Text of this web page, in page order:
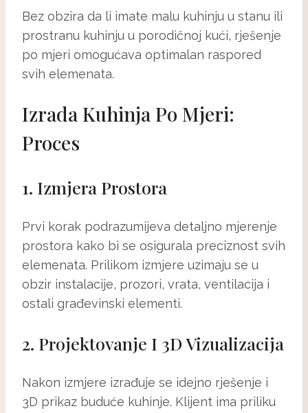
Bez obzira da li imate malu kuhinju u stanu ili
prostranu kuhinju u porodičnoj kući, rješenje
po mjeri omogućava optimalan raspored
svih elemenata.
Izrada Kuhinja Po Mjeri:
Proces
1. Izmjera Prostora
Prvi korak podrazumijeva detaljno mjerenje
prostora kako bi se osigurala preciznost svih
elemenata. Prilikom izmjere uzimaju se u
obzir instalacije, prozori, vrata, ventilacija i
ostali građevinski elementi.
2. Projektovanje I 3D Vizualizacija
Nakon izmjere izrađuje se idejno rješenje i
3D prikaz buduće kuhinje. Klijent ima priliku